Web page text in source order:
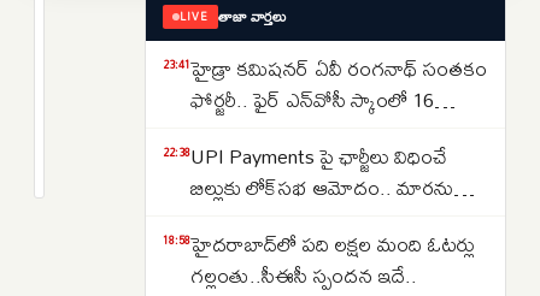
Visakhapatnam
LIVE తాజా వార్తలు
23:41హైడ్రా కమిషనర్ ఏవీ రంగనాథ్ సంతకం
ఫోర్జరీ.. ఫైర్ ఎన్‌వోసీ స్కాంలో 16
22:38UPI Payments పై ఛార్జీలు విధించే
బిల్లుకు లోక్‌సభ ఆమోదం.. మారనున్న
18:58హైదరాబాద్‌లో పది లక్షల మంది ఓటర్లు
గల్లంతు..సీఈసీ స్పందన ఇదే..